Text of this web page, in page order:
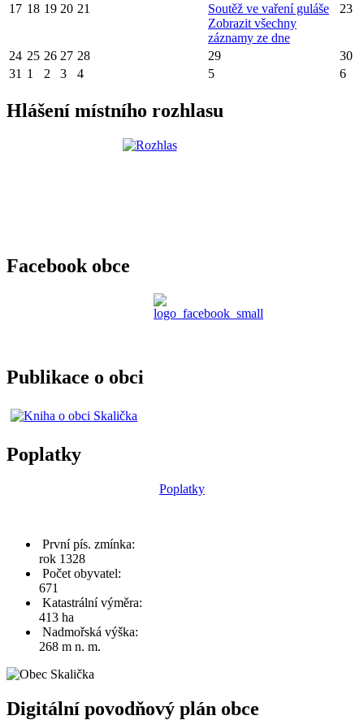
17 18 19 20 21
Soutěž ve vaření guláše
Zobrazit všechny
záznamy ze dne
23
24 25 26 27 28 29
30
31 1 2 3 4 5 6
Hlášení místního rozhlasu
Facebook obce
Publikace o obci
Poplatky
Poplatky
První pís. zmínka:
rok 1328
Počet obyvatel:
671
Katastrální výměra:
413 ha
Nadmořská výška:
268 m n. m.
Digitální povodňový plán obce